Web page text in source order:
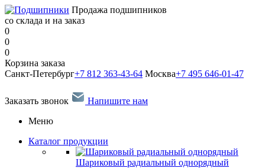
Продажа подшипников
со склада и на заказ
0
0
0
Корзина заказа
Санкт-Петербург+7 812 363-43-64 Москва+7 495 646-01-47
Заказать звонок
Напишите нам
Меню
Каталог продукции
Шариковый радиальный однорядный